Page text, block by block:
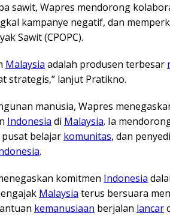
sawit, Wapres mendorong
kampanye negatif, dan
Sawit (CPOPC).
Malaysia adalah produsen terbesar
strategis,” lanjut Pratikno.
manusia, Wapres
Indonesia di Malaysia. Ia
belajar komunitas, dan
.
komitmen Indonesia
Malaysia terus bersuara
kemanusiaan berjalan lancar